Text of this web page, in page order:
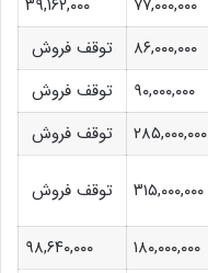
۷۷,۰۰۰,۰۰۰
۳۹,۱۶۲,۰۰۰
۸۶,۰۰۰,۰۰۰
توقف فروش
۹۰,۰۰۰,۰۰۰
توقف فروش
۲۸۵,۰۰۰,۰۰۰
توقف فروش
۳۱۵,۰۰۰,۰۰۰ توقف فروش
۱۸۰,۰۰۰,۰۰۰
۹۸,۶۴۰,۰۰۰